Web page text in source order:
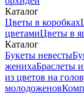
Каталог
Цветы в коробках
цветамиЦветы в
Каталог
Букеты невесты
женихаБраслеты
из цветов на
молодоженов